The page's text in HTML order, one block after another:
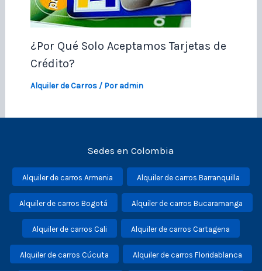
¿Por Qué Solo Aceptamos Tarjetas de
Crédito?
Alquiler de Carros/ Poradmin
Sedes en Colombia
Alquiler de carros Armenia Alquiler de carros Barranquilla
Alquiler de carros Bogotá Alquiler de carros Bucaramanga
Alquiler de carros Cali Alquiler de carros Cartagena
Alquiler de carros Cúcuta Alquiler de carros Floridablanca